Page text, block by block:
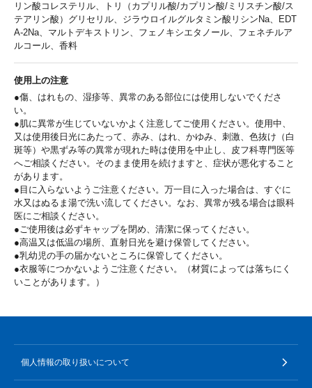
リン酸コレステリル、トリ（カプリル酸/カプリン酸/ミリスチン酸/ス
テアリン酸）グリセリル、ジラウロイルグルタミン酸リシンNa、EDT
A-2Na、マルトデキストリン、フェノキシエタノール、フェネチルア
ルコール、香料
使用上の注意
●傷、はれもの、湿疹等、異常のある部位には使用しないでくださ
い。
●肌に異常が生じていないかよく注意してご使用ください。使用中、
又は使用後日光にあたって、赤み、はれ、かゆみ、刺激、色抜け（白
斑等）や黒ずみ等の異常が現れた時は使用を中止し、皮フ科専門医等
へご相談ください。そのまま使用を続けますと、症状が悪化すること
があります。
●目に入らないようご注意ください。万一目に入った場合は、すぐに
水又はぬるま湯で洗い流してください。なお、異常が残る場合は眼科
医にご相談ください。
●ご使用後は必ずキャップを閉め、清潔に保ってください。
●高温又は低温の場所、直射日光を避け保管してください。
●乳幼児の手の届かないところに保管してください。
●衣服等につかないようご注意ください。（材質によっては落ちにく
いことがあります。）
個人情報の取り扱いについて